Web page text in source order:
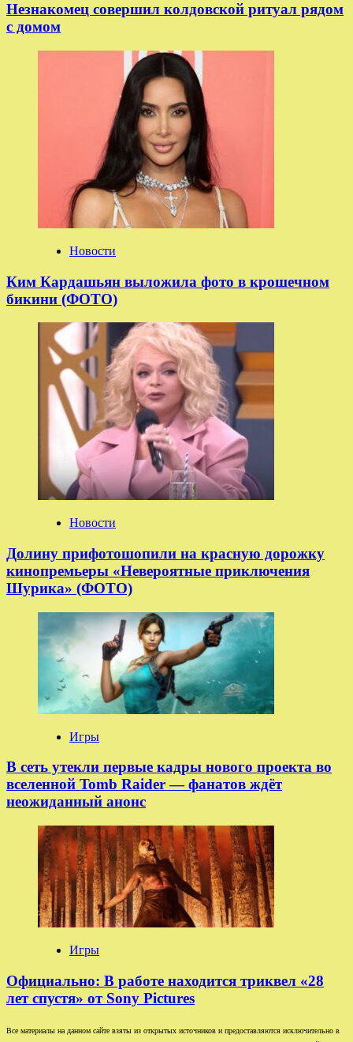
Незнакомец совершил колдовской ритуал рядом
с домом
Новости
Ким Кардашьян выложила фото в крошечном
бикини (ФОТО)
Новости
Долину прифотошопили на красную дорожку
кинопремьеры «Невероятные приключения
Шурика» (ФОТО)
Игры
В сеть утекли первые кадры нового проекта во
вселенной Tomb Raider — фанатов ждёт
неожиданный анонс
Игры
Официально: В работе находится триквел «28
лет спустя» от Sony Pictures
Все материалы на данном сайте взяты из открытых источников и предоставляются исключительно в